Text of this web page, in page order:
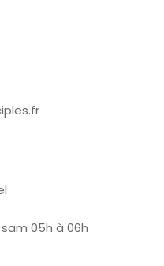
05h à 06h